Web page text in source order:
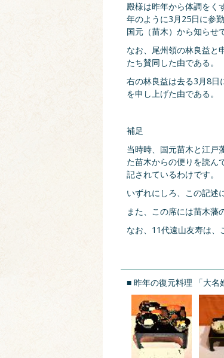
殿様は昨年から体調をく
年のように3月25日に参
国元（苗木）から知らせ
なお、尾州領の林良益と
たち賛同した由である。
右の林良益は去る3月8日
を申し上げた由である。
補足
当時時、国元苗木と江戸
た苗木からの便りを読ん
記されているわけです。
いずれにしろ、この記述
また、この席には苗木藩
なお、11代遠山友寿は
■ 昨年の復元料理 「大名